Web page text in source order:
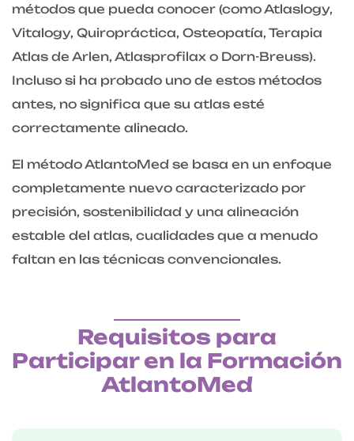
métodos que pueda conocer (como Atlaslogy,
Vitalogy, Quiropráctica, Osteopatía, Terapia
Atlas de Arlen, Atlasprofilax o Dorn-Breuss).
Incluso si ha probado uno de estos métodos
antes, no significa que su atlas esté
correctamente alineado.
El método AtlantoMed se basa en un enfoque
completamente nuevo caracterizado por
precisión, sostenibilidad y una alineación
estable del atlas, cualidades que a menudo
faltan en las técnicas convencionales.
Requisitos para
Participar en la Formación
AtlantoMed